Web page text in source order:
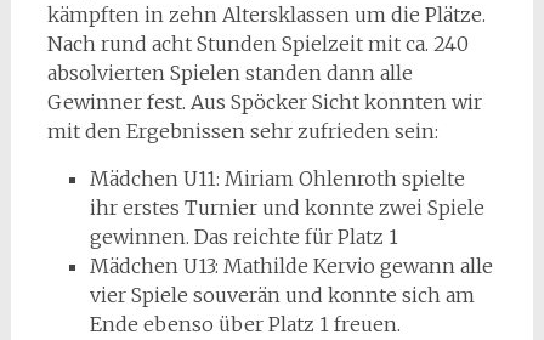
kämpften in zehn Altersklassen um die Plätze.
Nach rund acht Stunden Spielzeit mit ca. 240
absolvierten Spielen standen dann alle
Gewinner fest. Aus Spöcker Sicht konnten wir
mit den Ergebnissen sehr zufrieden sein:
Mädchen U11: Miriam Ohlenroth spielte
ihr erstes Turnier und konnte zwei Spiele
gewinnen. Das reichte für Platz 1
Mädchen U13: Mathilde Kervio gewann alle
vier Spiele souverän und konnte sich am
Ende ebenso über Platz 1 freuen.